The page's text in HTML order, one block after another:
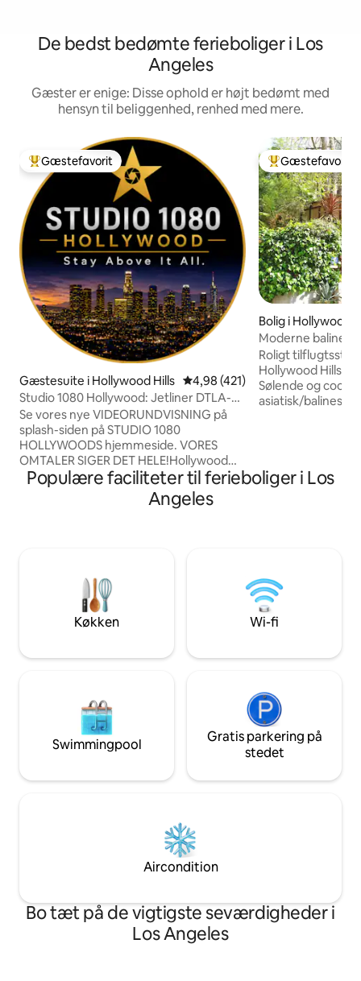
De bedst bedømte ferieboliger i Los
Angeles
Gæster er enige: Disse ophold er højt bedømt med
hensyn til beliggenhed, renhed med mere.
Bedste gæstefavorit
Gæstefavorit
Gæstesuite i Hollywood Hills 4,98 ud af 5 i gennemsnitlig
4,98 (421)
Studio 1080 Hollywood: Jetliner DTLA-
udsigt/privatliv
Se vores nye VIDEORUNDVISNING på
splash-siden på STUDIO 1080
HOLLYWOODS hjemmeside. VORES
OMTALER SIGER DET HELE!Hollywood
Hills-ferie med BETAGENDE UDSIGT
1080 fod over havets overflade. Du vil
elske Sonos-lyd og automatiske
Sub-Zero-køleskab, dedikeret HVAC og
55" 4K Smart TV. Alexa-styret
lys/musik/blackout-persienner.
OPDATERET 2024 LADBS-
HSR24-002592
Bedste
Gæstefavorit
Bolig i Hollywood
Moderne
Hollywood Hills
Roligt
Hollywood Hills;
Sølende og cool
asiatisk/
regnbruser. Slap
opvarmede spa.
Populære faciliteter til ferieboliger i Los
Angeles
Køkken Wi-fi
Swimmingpool
Gratis parkering på
stedet
Aircondition
Bo tæt på de vigtigste seværdigheder i
Los Angeles